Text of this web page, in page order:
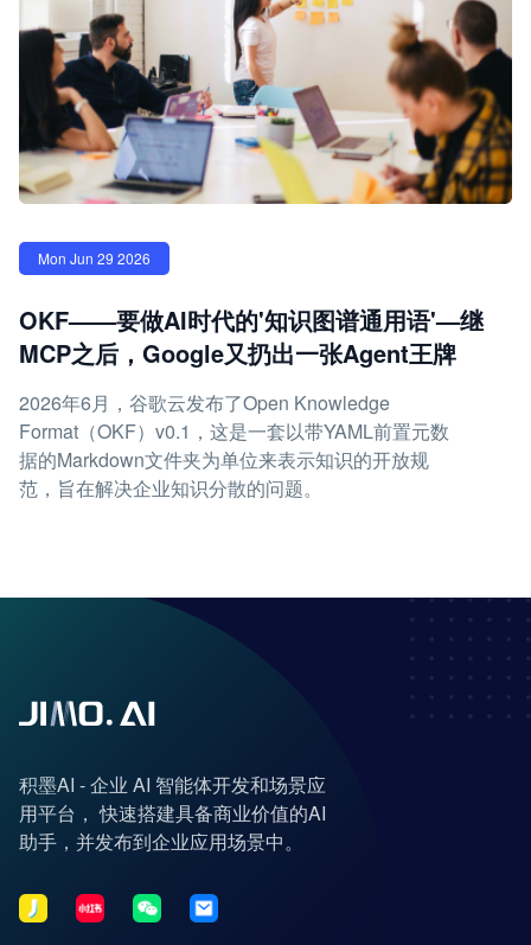
Mon Jun 29 2026
OKF——要做AI时代的'知识图谱通用语'—继
MCP之后，Google又扔出一张Agent王牌
2026年6月，谷歌云发布了Open Knowledge
Format（OKF）v0.1，这是一套以带YAML前置元数
据的Markdown文件夹为单位来表示知识的开放规
范，旨在解决企业知识分散的问题。
积墨AI - 企业 AI 智能体开发和场景应
用平台， 快速搭建具备商业价值的AI
助手，并发布到企业应用场景中。